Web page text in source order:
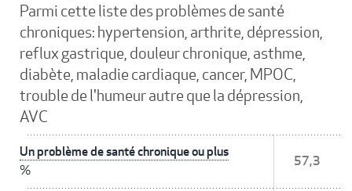
Parmi cette liste des problèmes de santé
chroniques: hypertension, arthrite, dépression,
reflux gastrique, douleur chronique, asthme,
diabète, maladie cardiaque, cancer, MPOC,
trouble de l'humeur autre que la dépression,
AVC
Un problème de santé chronique ou plus
%
57,3